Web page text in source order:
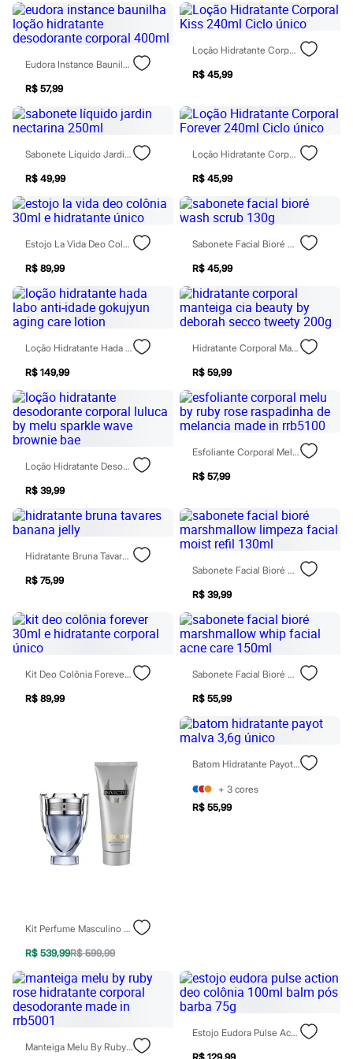
Jeans
Moda esportiva
Shorts e Bermudas
Infantil
Em alta
Arrumadinho para os meninos
Romântico para as meninas
Inverno
Novidades
Roupas menina
0 a 24 meses
1 a 5 anos
4 a 12 anos
10 a 16 anos
Roupas menino
0 a 24 meses
1 a 5 anos
4 a 12 anos
10 a 16 anos
Acessórios
Recém-nascido
Bolsas e Mochilas
Calçados
Botas
Chinelos
Pantufas
Rasteirinhas
Sandálias
Tênis
Diversão
Marcas
Baby Club
Fifteen
Miss Fifteen
Palomino
Moda íntima
Calcinhas
Cuecas
Meias
Pijamas
Biquínis e Maiôs
Blusas de proteção
Sungas
Bluey
Disney
Hello Kitty
Patrulha Canina
Stitch
Beleza
Perfumes árabes
Novidades
Cabelos
Tratamento
Cuidados com o corpo
Hidratante
Protetor solar
Tratamento
Cuidados com o rosto
Esfoliante
Hidratante
Protetor solar
Eudora Instance Baunilha Loção Hidratante Desodorante Corporal 400ml
R$ 57,99
Loção Hidratante Corporal Kiss 240ml Ciclo Único
R$ 45,99
Sabonete Líquido Jardin Nectarina 250ml
R$ 49,99
Loção Hidratante Corporal Forever 240ml Ciclo Único
R$ 45,99
Estojo La Vida Deo Colônia 30ml E Hidratante Único
R$ 89,99
Sabonete Facial Bioré Wash Scrub 130g
R$ 45,99
Loção Hidratante Hada Labo Anti-Idade Gokujyun Aging Care Lotion
R$ 149,99
Hidratante Corporal Manteiga Cia Beauty By Deborah Secco Tweety 200g
R$ 59,99
Loção Hidratante Desodorante Corporal Luluca By Melu Sparkle Wave Brownie Bae
R$ 39,99
Esfoliante Corporal Melu By Ruby Rose Raspadinha De Melancia Made In Rrb5100
R$ 57,99
Hidratante Bruna Tavares Banana Jelly
R$ 75,99
Sabonete Facial Bioré Marshmallow Limpeza Facial Moist Refil 130ml
R$ 39,99
Kit Deo Colônia Forever 30ml E Hidratante Corporal Único
R$ 89,99
Sabonete Facial Bioré Marshmallow Whip Facial Acne Care 150ml
R$ 55,99
Kit Perfume Masculino Rabanne Invictus Edt 50ml Shampoo 100ml
R$ 539,99R$ 599,99
Batom Hidratante Payot Malva 3,6g Único
+ 3 cores
R$ 55,99
Manteiga Melu By Ruby Rose Hidratante Corporal Desodorante Made In Rrb5001
Estojo Eudora Pulse Action Deo Colônia 100ml Balm Pós Barba 75g